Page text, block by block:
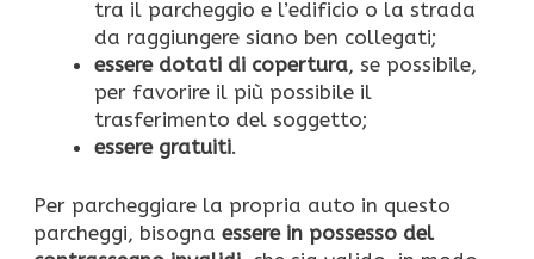
tra il parcheggio e l’edificio o la strada
da raggiungere siano ben collegati;
essere dotati di copertura, se possibile,
per favorire il più possibile il
trasferimento del soggetto;
essere gratuiti.
Per parcheggiare la propria auto in questo
parcheggi, bisogna essere in possesso del